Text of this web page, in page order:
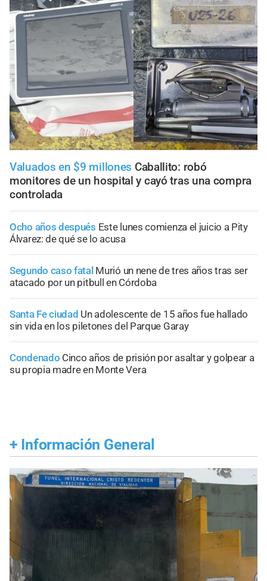
Valuados en $9 millones Caballito: robó
monitores de un hospital y cayó tras una compra
controlada
Ocho años después Este lunes comienza el juicio a Pity
Álvarez: de qué se lo acusa
Segundo caso fatal Murió un nene de tres años tras ser
atacado por un pitbull en Córdoba
Santa Fe ciudad Un adolescente de 15 años fue hallado
sin vida en los piletones del Parque Garay
Condenado Cinco años de prisión por asaltar y golpear a
su propia madre en Monte Vera
+ Información General